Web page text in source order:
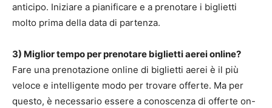
anticipo. Iniziare a pianificare e a prenotare i biglietti
molto prima della data di partenza.
3) Miglior tempo per prenotare biglietti aerei online?
Fare una prenotazione online di biglietti aerei è il più
veloce e intelligente modo per trovare offerte. Ma per
questo, è necessario essere a conoscenza di offerte on-